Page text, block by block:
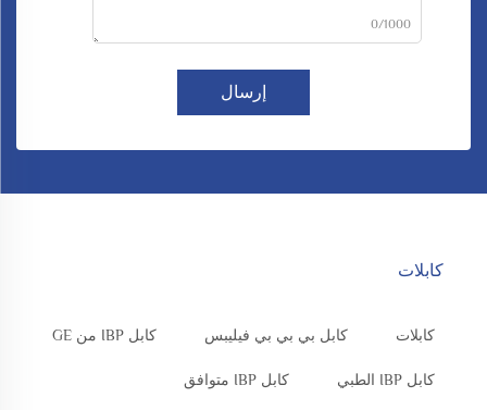
0/1000
إرسال
كابلات
كابلات كابل بي بي بي فيليبس كابل IBP من GE
كابل IBP الطبي كابل IBP متوافق